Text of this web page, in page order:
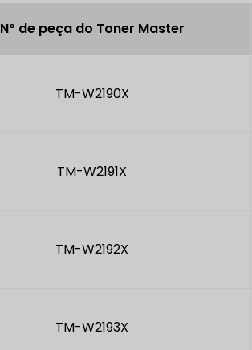
Nº de peça do Toner Master
TM-W2190X
TM-W2191X
TM-W2192X
TM-W2193X